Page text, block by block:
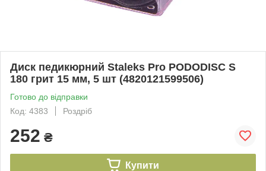
Диск педикюрний Staleks Pro PODODISC S
180 грит 15 мм, 5 шт (4820121599506)
Готово до відправки
Код: 4383
Роздріб
252 ₴
Купити